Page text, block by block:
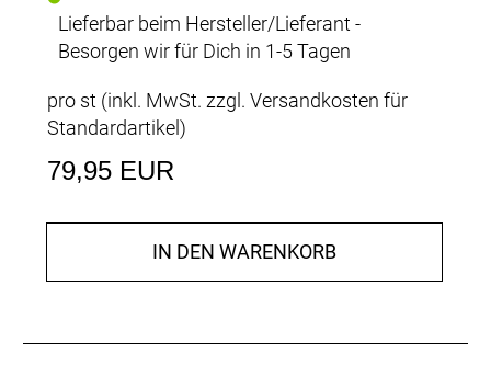
Lieferbar beim Hersteller/Lieferant -
Besorgen wir für Dich in 1-5 Tagen
pro st (inkl. MwSt. zzgl. Versandkosten für
Standardartikel)
79,95 EUR
IN DEN WARENKORB